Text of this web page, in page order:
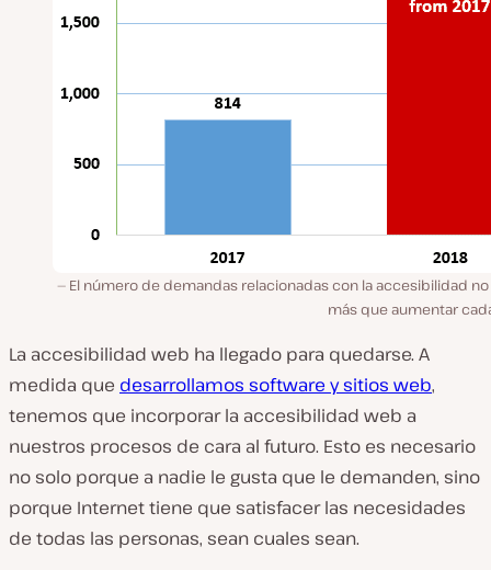
El número de demandas relacionadas con la accesibilidad
más que aumentar
La accesibilidad web ha llegado para quedarse. A
medida que desarrollamos software y sitios web,
tenemos que incorporar la accesibilidad web a
nuestros procesos de cara al futuro. Esto es necesario
no solo porque a nadie le gusta que le demanden, sino
porque Internet tiene que satisfacer las necesidades
de todas las personas, sean cuales sean.